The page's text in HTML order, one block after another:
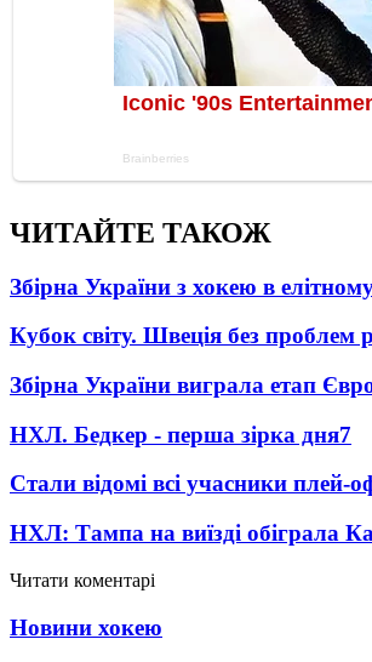
ЧИТАЙТЕ ТАКОЖ
Збірна України з хокею в
Кубок світу. Швеція без проблем
Збірна України виграла етап
НХЛ. Бедкер - перша зірка дня7
Стали відомі всі учасники
НХЛ: Тампа на виїзді обіграла
Читати коментарі
Новини хокею